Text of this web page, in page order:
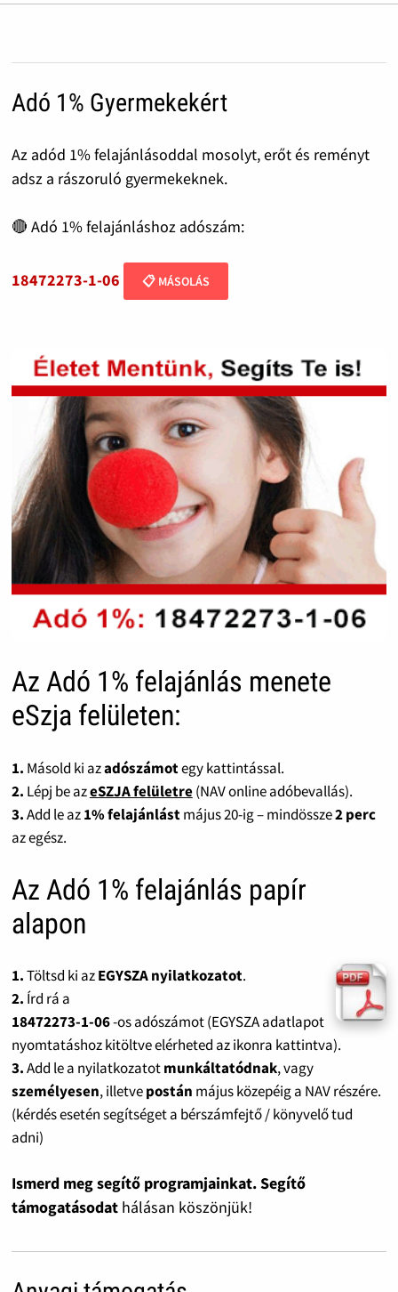
Adó 1% Gyermekekért
Az adód 1% felajánlásoddal mosolyt, erőt és reményt
adsz a rászoruló gyermekeknek.
🔴 Adó 1% felajánláshoz adószám:
18472273-1-06 📋 MÁSOLÁS
Az Adó 1% felajánlás menete
eSzja felületen:
1. Másold ki azadószámotegy kattintással.
2. Lépj be azeSZJA felületre(NAV online adóbevallás).
3.Add le az1% felajánlástmájus 20-ig – mindössze2 perc
az egész.
Az Adó 1% felajánlás papír
alapon
1.Töltsd ki azEGYSZA nyilatkozatot.
2. Írd rá a
18472273-1-06-os adószámot (EGYSZA adatlapot
nyomtatáshoz kitöltve elérheted az ikonra kattintva).
3.Add le a nyilatkozatotmunkáltatódnak, vagy
személyesen, illetvepostán május közepéig a NAV részére.
(kérdés esetén segítséget a bérszámfejtő / könyvelő tud
adni)
Ismerd meg segítő programjainkat. Segítő
támogatásodat hálásan köszönjük!